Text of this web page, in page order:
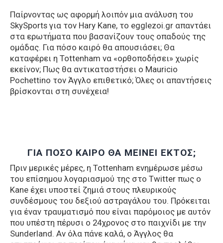
Παίρνοντας ως αφορμή λοιπόν μια ανάλυση του
SkySports για τον Hary Kane, το egglezoi.gr απαντάει
στα ερωτήματα που βασανίζουν τους οπαδούς της
ομάδας. Για πόσο καιρό θα απουσιάσει; Θα
καταφέρει η Tottenham να «ορθοποδήσει» χωρίς
εκείνον; Πως θα αντικαταστήσει ο Mauricio
Pochettino τον Άγγλο επιθετικό; Όλες οι απαντήσεις
βρίσκονται στη συνέχεια!
ΓΙΑ ΠΟΣΟ ΚΑΙΡΟ ΘΑ ΜΕΙΝΕΙ ΕΚΤΟΣ;
Πριν μερικές μέρες, η Tottenham ενημέρωσε μέσω
του επίσημου λογαριασμού της στο Twitter πως ο
Kane έχει υποστεί ζημιά στους πλευρικούς
συνδέσμους του δεξιού αστραγάλου του. Πρόκειται
για έναν τραυματισμό που είναι παρόμοιος με αυτόν
που υπέστη πέρυσι ο 24χρονος στο παιχνίδι με την
Sunderland. Αν όλα πάνε καλά, ο Άγγλος θα